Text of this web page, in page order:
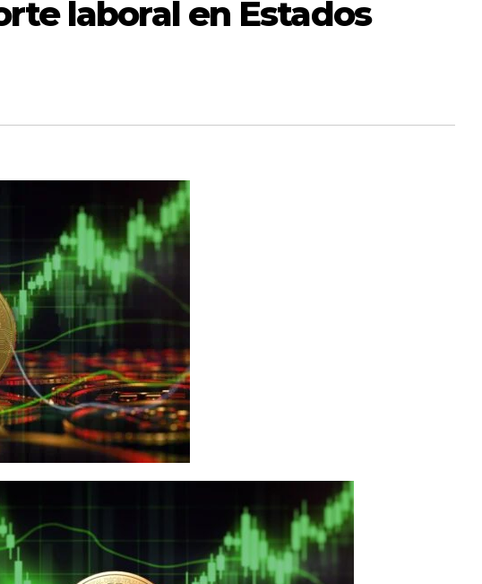
laboral en Estados